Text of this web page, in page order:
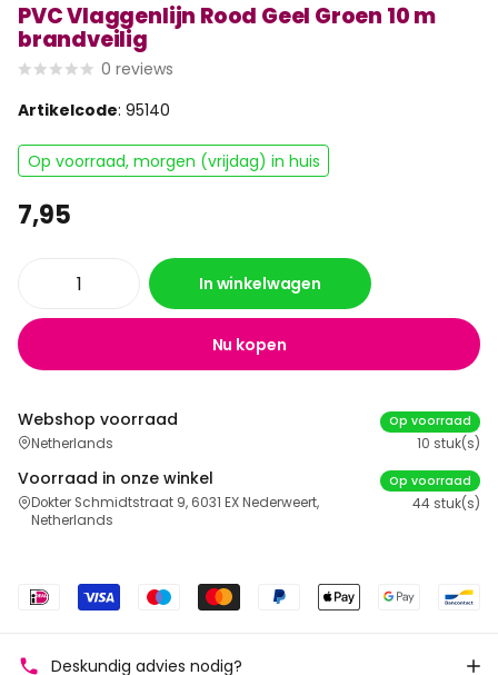
PVC Vlaggenlijn Rood Geel Groen 10 m
brandveilig
0 reviews
Artikelcode: 95140
Op voorraad, morgen (vrijdag) in huis
7,95
In winkelwagen
Nu kopen
Webshop voorraad
Netherlands
Op voorraad
10 stuk(s)
Voorraad in onze winkel
Dokter Schmidtstraat 9, 6031 EX Nederweert,
Netherlands
Op voorraad
44 stuk(s)
Deskundig advies nodig?